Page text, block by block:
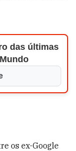
das últimas
os ex-Google